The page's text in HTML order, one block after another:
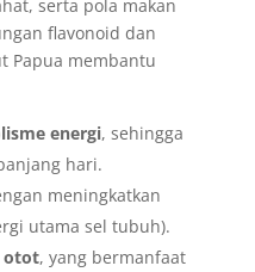
serta pola makan
flavonoid dan
Papua membantu
energi, sehingga
hari.
meningkatkan
utama sel tubuh).
otot, yang bermanfaat